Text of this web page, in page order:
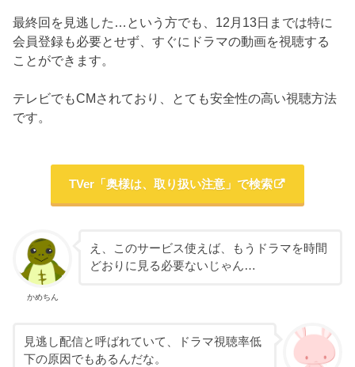
最終回を見逃した…という方でも、12月13日までは特に
会員登録も必要とせず、すぐにドラマの動画を視聴する
ことができます。
テレビでもCMされており、とても安全性の高い視聴方法
です。
TVer「奥様は、取り扱い注意」で検索
かめちん
え、このサービス使えば、もうドラマを時間
どおりに見る必要ないじゃん…
見逃し配信と呼ばれていて、ドラマ視聴率低
下の原因でもあるんだな。